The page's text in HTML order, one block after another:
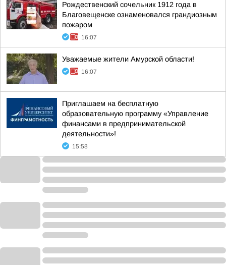
Рождественский сочельник 1912 года в
Благовещенске ознаменовался грандиозным
пожаром
16:07
Уважаемые жители Амурской области!
16:07
Приглашаем на бесплатную
образовательную программу «Управление
финансами в предпринимательской
деятельности»!
15:58